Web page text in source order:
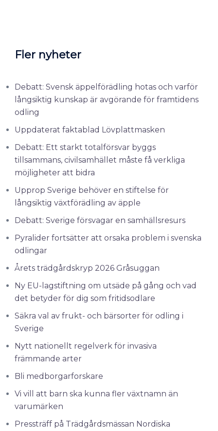
Fler nyheter
Debatt: Svensk äppelförädling hotas och varför
långsiktig kunskap är avgörande för framtidens
odling
Uppdaterat faktablad Lövplattmasken
Debatt: Ett starkt totalförsvar byggs
tillsammans, civilsamhället måste få verkliga
möjligheter att bidra
Upprop Sverige behöver en stiftelse för
långsiktig växtförädling av äpple
Debatt: Sverige försvagar en samhällsresurs
Pyralider fortsätter att orsaka problem i svenska
odlingar
Årets trädgårdskryp 2026 Gråsuggan
Ny EU-lagstiftning om utsäde på gång och vad
det betyder för dig som fritidsodlare
Säkra val av frukt- och bärsorter för odling i
Sverige
Nytt nationellt regelverk för invasiva
främmande arter
Bli medborgarforskare
Vi vill att barn ska kunna fler växtnamn än
varumärken
Pressträff på Trädgårdsmässan Nordiska